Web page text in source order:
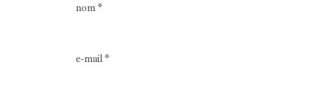
nom*
e-mail*